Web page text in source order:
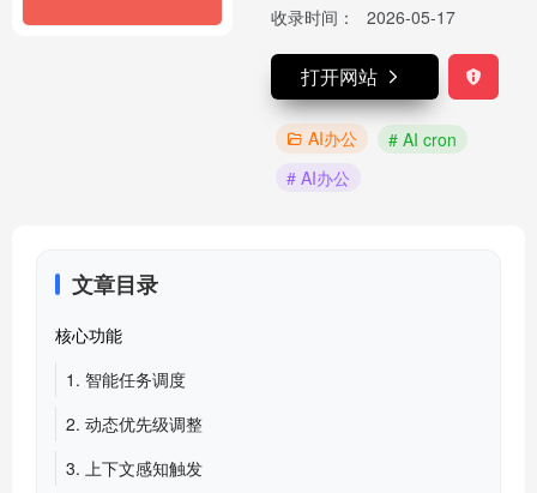
收录时间： 2026-05-17
打开网站
AI办公
# AI cron
# AI办公
文章目录
核心功能
1. 智能任务调度
2. 动态优先级调整
3. 上下文感知触发